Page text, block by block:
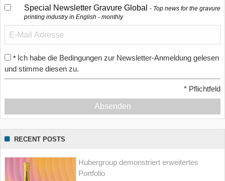
Special Newsletter Gravure Global
Top news for the gravure
printing industry in English - monthly
* Ich habe die Bedingungen zur Newsletter-Anmeldung gelesen
und stimme diesen zu.
* Pflichtfeld
Absenden
RECENT POSTS
Hubergroup demonstriert erweitertes
Portfolio